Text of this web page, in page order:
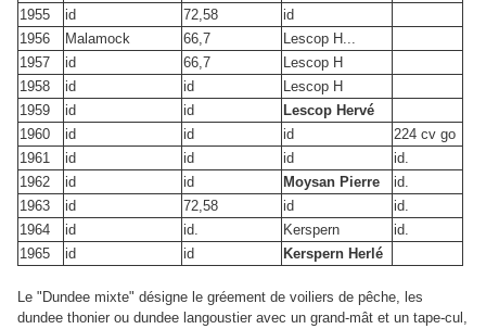
1955
id 72,58
id
1956
Malamock 66,7
Lescop H...
1957
id 66,7
Lescop H
1958
id id
Lescop H
1959
id id
Lescop Hervé
1960
id id id
224 cv go
1961
id id id
id.
1962
id id Moysan Pierre
id.
1963
id 72,58 id
id.
1964
id id. Kerspern
id.
1965
id id Kerspern Herlé
Le "Dundee mixte" désigne le gréement de voiliers de pêche, les
dundee thonier ou dundee langoustier avec un grand-mât et un tape-cul,